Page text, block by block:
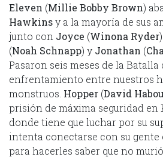
Eleven (Millie Bobby Brown)
Hawkinsy a la mayoría de sus
junto con Joyce (Winona Ryder
(Noah Schnapp) y Jonathan (
Pasaron seis meses de la Batalla
enfrentamiento entre nuestros
monstruos. Hopper (David
prisión de máxima seguridad en
donde tiene que luchar por su
intenta conectarse con su gente
para hacerles saber que no